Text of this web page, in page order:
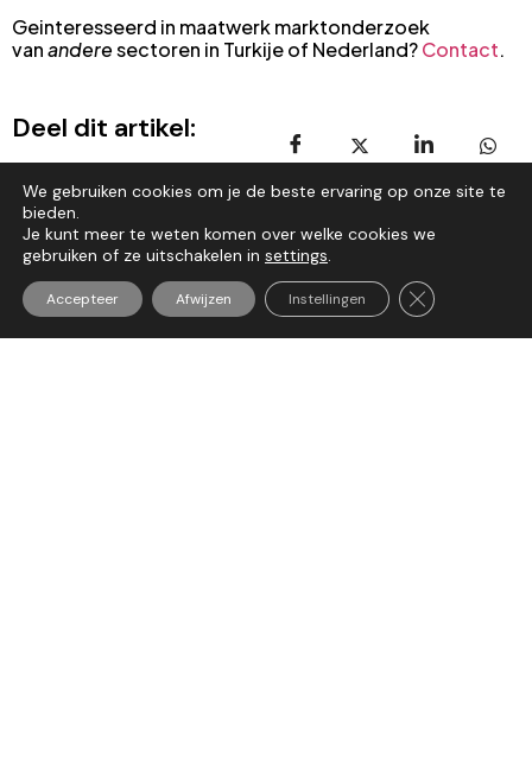
Geinteresseerd in maatwerk marktonderzoek
vananderesectoren in Turkije of Nederland?Contact.
Deel dit artikel:
VORIGE UPDATE VOLGENDE UPDATE
Vragen?
Heeft u vragen naar aanleiding van dit artikel of wilt
u meer weten over de mogelijkheden binnen
We gebruiken cookies om je de beste ervaring op onze site te
bieden.
Je kunt meer te weten komen over welke cookies we
gebruiken of ze uitschakelen in settings.
Accepteer Afwijzen Instellingen Sluit AVG/